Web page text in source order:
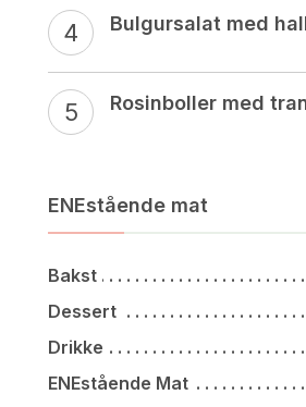
Bulgursalat med
Rosinboller med
ENEstående mat
Bakst
Dessert
Drikke
ENEstående Mat